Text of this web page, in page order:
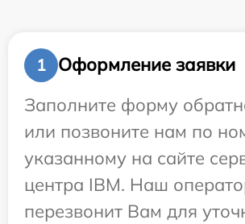
1
Оформление заявки
Заполните форму
или позвоните нам по
указанному на сайте
центра IBM. Наш
перезвонит Вам для